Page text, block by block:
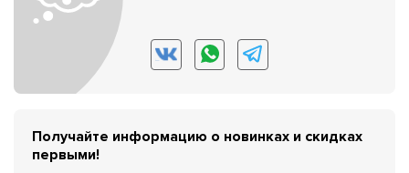
Получайте информацию о новинках и скидках
первыми!